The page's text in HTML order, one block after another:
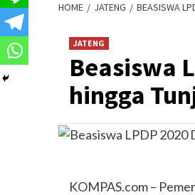
HOME JATENG BEASISWA
JATENG
Beasiswa
hingga
KOMPAS.com –